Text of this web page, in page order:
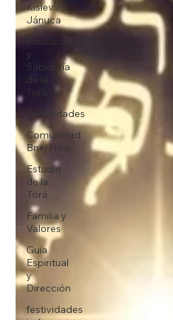
Kislev /
Jánuca
Educación
y
Sabiduría
de la
Torá
Festividades
Comunidad
Bnei Noaj
Estudio
de la
Torá
Familia y
Valores
Guia
Espiritual
y
Dirección
festividades